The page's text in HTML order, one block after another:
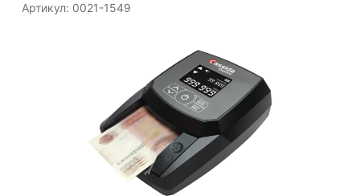
Артикул: 0021-1549